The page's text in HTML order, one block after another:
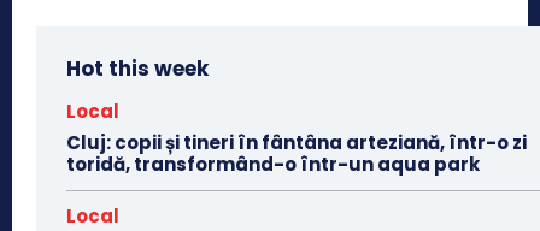
Hot this week
Local
Cluj: copii și tineri în fântâna arteziană, într-o zi
toridă, transformând-o într-un aqua park
Local